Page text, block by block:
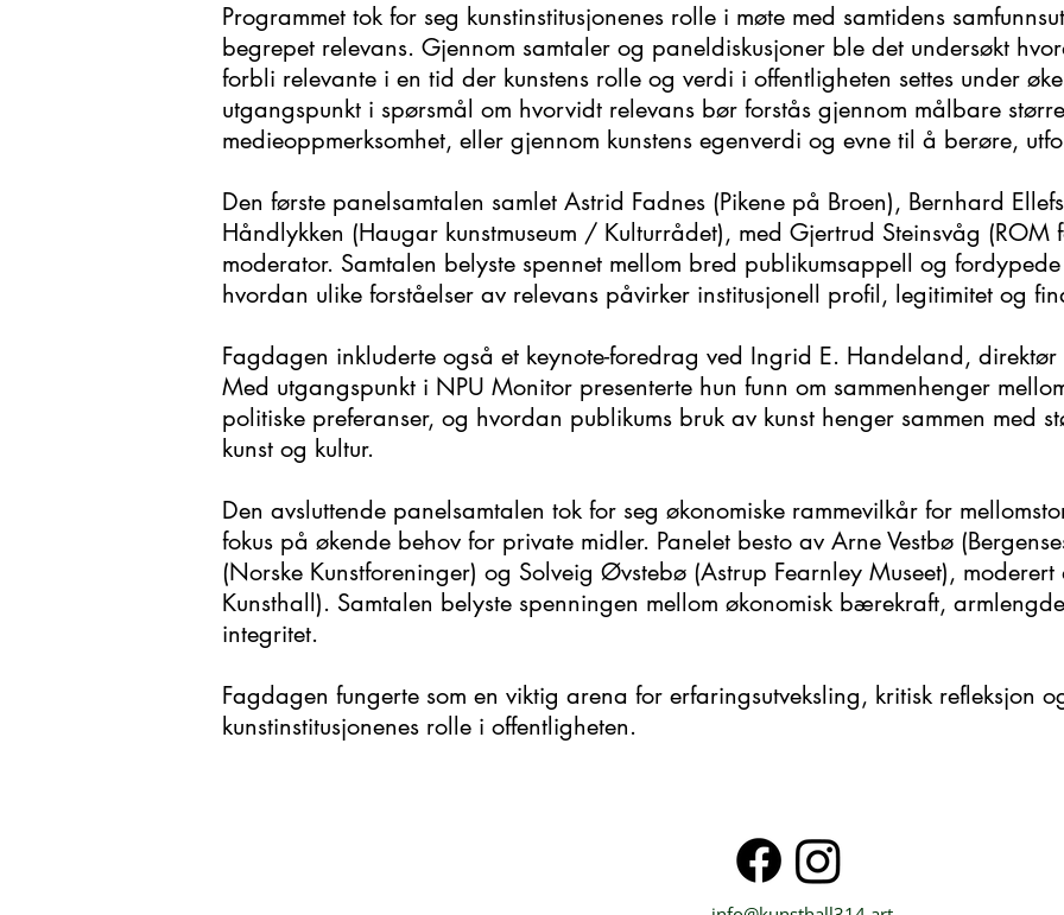
Programmet tok for seg kunstinstitusjonenes rolle i møte med samtidens
begrepet relevans. Gjennom samtaler og paneldiskusjoner ble det undersøkt
forbli relevante i en tid der kunstens rolle og verdi i offentligheten settes under
utgangspunkt i spørsmål om hvorvidt relevans bør forstås gjennom målbare
medieoppmerksomhet, eller gjennom kunstens egenverdi og evne til å berøre,
Den første panelsamtalen samlet Astrid Fadnes (Pikene på Broen), Bernhard
Håndlykken (Haugar kunstmuseum / Kulturrådet), med Gjertrud Steinsvåg (ROM
moderator. Samtalen belyste spennet mellom bred publikumsappell og
hvordan ulike forståelser av relevans påvirker institusjonell profil, legitimitet og
Fagdagen inkluderte også et keynote-foredrag ved Ingrid E. Handeland,
Med utgangspunkt i NPU Monitor presenterte hun funn om sammenhenger
politiske preferanser, og hvordan publikums bruk av kunst henger sammen med
kunst og kultur.
Den avsluttende panelsamtalen tok for seg økonomiske rammevilkår for
fokus på økende behov for private midler. Panelet besto av Arne Vestbø
(Norske Kunstforeninger) og Solveig Øvstebø (Astrup Fearnley Museet),
Kunsthall). Samtalen belyste spenningen mellom økonomisk bærekraft,
integritet.
Fagdagen fungerte som en viktig arena for erfaringsutveksling, kritisk refleksjon
kunstinstitusjonenes rolle i offentligheten.